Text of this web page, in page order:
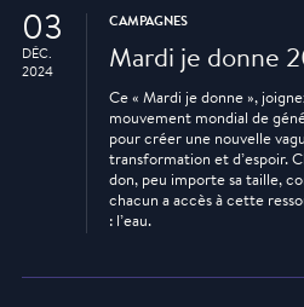
03
DÉC.
2024
CAMPAGNES
Mardi je donne
Ce « Mardi je donne »,
mouvement mondial de
pour créer une nouvelle
transformation et d’espoir.
don, peu importe sa taille,
chacun a accès à cette
: l’eau.